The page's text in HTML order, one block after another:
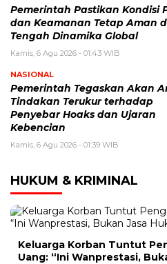
Pemerintah Pastikan Kondisi
dan Keamanan Tetap Aman
Tengah Dinamika Global
Kamis, 6 Agu 2026 - 01:43 WIB
NASIONAL
Pemerintah Tegaskan Akan
Tindakan Terukur terhadap
Penyebar Hoaks dan Ujaran
Kebencian
Kamis, 6 Agu 2026 - 01:39 WIB
HUKUM & KRIMINAL
Keluarga Korban Tuntut
Uang: “Ini Wanprestasi,